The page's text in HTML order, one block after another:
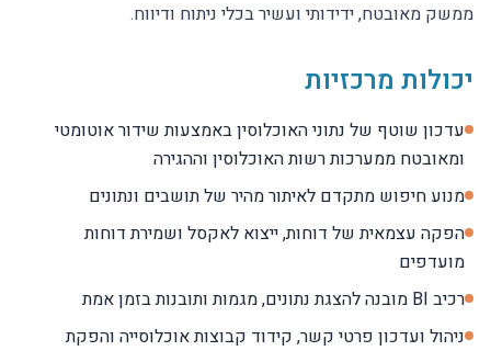
ממשק מאובטח, ידידותי ועשיר בכלי ניתוח ודיווח.
יכולות מרכזיות
עדכון שוטף של נתוני האוכלוסין באמצעות שידור אוטומטי
ומאובטח ממערכות רשות האוכלוסין וההגירה
מנוע חיפוש מתקדם לאיתור מהיר של תושבים ונתונים
הפקה עצמאית של דוחות, ייצוא לאקסל ושמירת דוחות
מועדפים
רכיב BI מובנה להצגת נתונים, מגמות ותובנות בזמן אמת
ניהול ועדכון פרטי קשר, קידוד קבוצות אוכלוסייה והפקת